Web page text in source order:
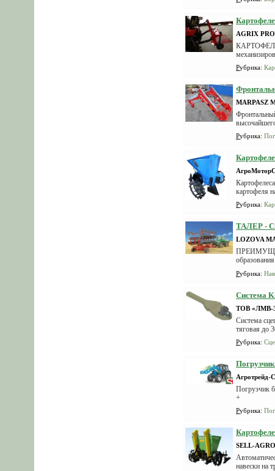
AGRIX
Рубрика:
MARPASZ
Рубрика:
картофеля
Рубрика:
ТАЛЕР -
LOZOVA
Рубрика:
Система
ТОВ «ЛМВ-
Система
тяговая до
Рубрика:
Погрузчик
+
Рубрика:
SELL-AGRO
навески на